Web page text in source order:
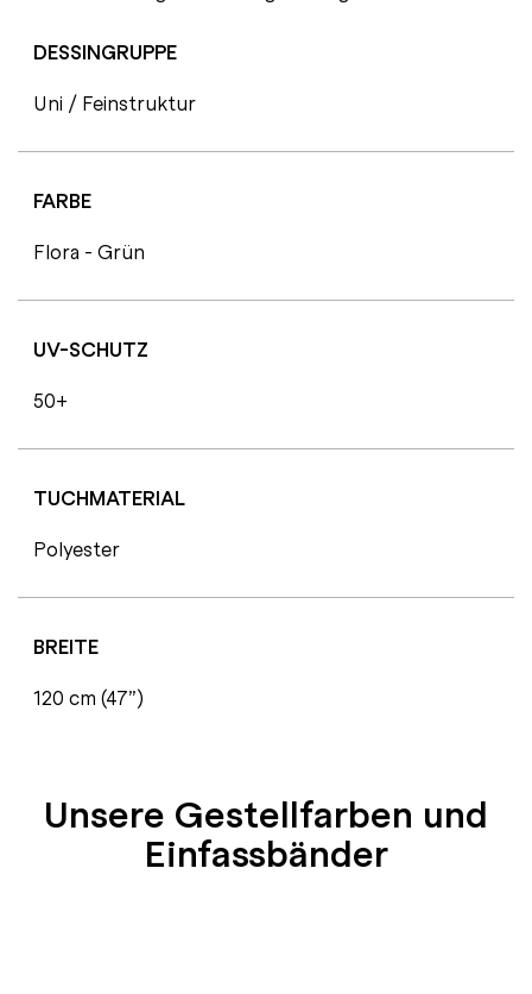
DESSINGRUPPE
Uni / Feinstruktur
FARBE
Flora - Grün
UV-SCHUTZ
50+
TUCHMATERIAL
Polyester
BREITE
120 cm (47”)
Unsere Gestellfarben und
Einfassbänder